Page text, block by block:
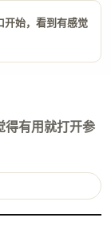
开始，看到有感觉
得有用就打开参